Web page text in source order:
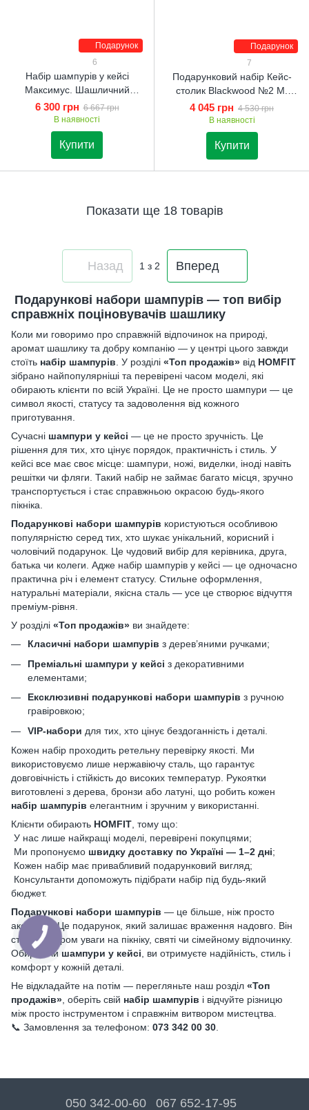
Подарунок
6
Набір шампурів у кейсі
Максимус. Шашличний
набір. Подарунок тату
6 300 грн 6 667 грн
В наявності
Купити
Подарунок
7
Подарунковий набір Кейс-
столик Blackwood №2 M.
Шашличний набір.
Подарунок чоловікові
4 045 грн 4 530 грн
В наявності
Купити
Показати ще 18 товарів
Назад 1 з 2 Вперед
Подарункові набори шампурів — топ вибір
справжніх поціновувачів шашлику
Коли ми говоримо про справжній відпочинок на природі,
аромат шашлику та добру компанію — у центрі цього завжди
стоїть набір шампурів. У розділі «Топ продажів» від HOMFIT
зібрано найпопулярніші та перевірені часом моделі, які
обирають клієнти по всій Україні. Це не просто шампури — це
символ якості, статусу та задоволення від кожного
приготування.
Сучасні шампури у кейсі — це не просто зручність. Це
рішення для тих, хто цінує порядок, практичність і стиль. У
кейсі все має своє місце: шампури, ножі, виделки, іноді навіть
решітки чи фляги. Такий набір не займає багато місця, зручно
транспортується і стає справжньою окрасою будь-якого
пікніка.
Подарункові набори шампурів користуються особливою
популярністю серед тих, хто шукає унікальний, корисний і
чоловічий подарунок. Це чудовий вибір для керівника, друга,
батька чи колеги. Адже набір шампурів у кейсі — це одночасно
практична річ і елемент статусу. Стильне оформлення,
натуральні матеріали, якісна сталь — усе це створює відчуття
преміум-рівня.
У розділі «Топ продажів» ви знайдете:
Класичні набори шампурів з дерев’яними ручками;
Преміальні шампури у кейсі з декоративними
елементами;
Ексклюзивні подарункові набори шампурів з ручною
гравіровкою;
VIP-набори для тих, хто цінує бездоганність і деталі.
Кожен набір проходить ретельну перевірку якості. Ми
використовуємо лише нержавіючу сталь, що гарантує
довговічність і стійкість до високих температур. Рукоятки
виготовлені з дерева, бронзи або латуні, що робить кожен
набір шампурів елегантним і зручним у використанні.
Клієнти обирають HOMFIT , тому що:
У нас лише найкращі моделі, перевірені покупцями;
Ми пропонуємо швидку доставку по Україні — 1–2 дні;
Кожен набір має привабливий подарунковий вигляд;
Консультанти допоможуть підібрати набір під будь-який
бюджет.
Подарункові набори шампурів — це більше, ніж просто
аксесуар. Це подарунок, який залишає враження надовго. Він
стане центром уваги на пікніку, святі чи сімейному відпочинку.
Обираючи шампури у кейсі , ви отримуєте надійність, стиль і
комфорт у кожній деталі.
Не відкладайте на потім — перегляньте наш розділ «Топ
продажів» , оберіть свій набір шампурів і відчуйте різницю
між просто інструментом і справжнім витвором мистецтва.
📞 Замовлення за телефоном: 073 342 00 30
050 342-00-60 067 652-17-95